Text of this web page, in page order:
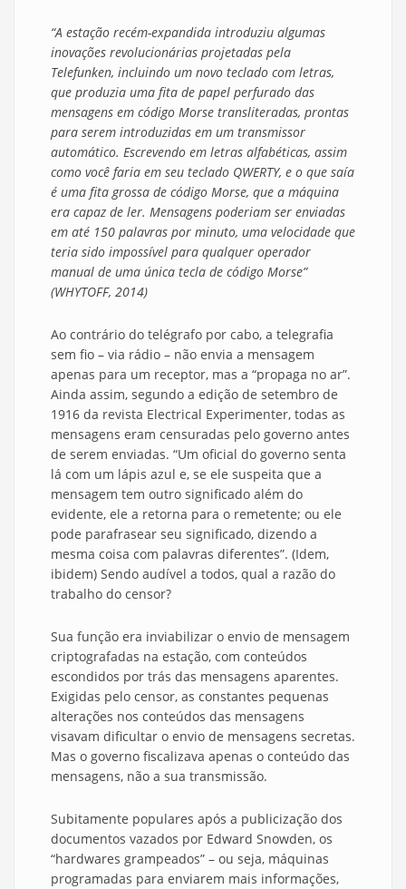
“A estação recém-expandida introduziu algumas
inovações revolucionárias projetadas pela
Telefunken, incluindo um novo teclado com letras,
que produzia uma fita de papel perfurado das
mensagens em código Morse transliteradas, prontas
para serem introduzidas em um transmissor
automático. Escrevendo em letras alfabéticas, assim
como você faria em seu teclado QWERTY, e o que saía
é uma fita grossa de código Morse, que a máquina
era capaz de ler. Mensagens poderiam ser enviadas
em até 150 palavras por minuto, uma velocidade que
teria sido impossível para qualquer operador
manual de uma única tecla de código Morse”
(WHYTOFF, 2014)
Ao contrário do telégrafo por cabo, a telegrafia
sem fio – via rádio – não envia a mensagem
apenas para um receptor, mas a “propaga no ar”.
Ainda assim, segundo a edição de setembro de
1916 da revista Electrical Experimenter, todas as
mensagens eram censuradas pelo governo antes
de serem enviadas. “Um oficial do governo senta
lá com um lápis azul e, se ele suspeita que a
mensagem tem outro significado além do
evidente, ele a retorna para o remetente; ou ele
pode parafrasear seu significado, dizendo a
mesma coisa com palavras diferentes”. (Idem,
ibidem) Sendo audível a todos, qual a razão do
trabalho do censor?
Sua função era inviabilizar o envio de mensagem
criptografadas na estação, com conteúdos
escondidos por trás das mensagens aparentes.
Exigidas pelo censor, as constantes pequenas
alterações nos conteúdos das mensagens
visavam dificultar o envio de mensagens secretas.
Mas o governo fiscalizava apenas o conteúdo das
mensagens, não a sua transmissão.
Subitamente populares após a publicização dos
documentos vazados por Edward Snowden, os
“hardwares grampeados” – ou seja, máquinas
programadas para enviarem mais informações,